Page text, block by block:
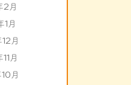
月
月
月
月
月